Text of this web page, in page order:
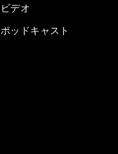
ビデオ
ポッドキャスト